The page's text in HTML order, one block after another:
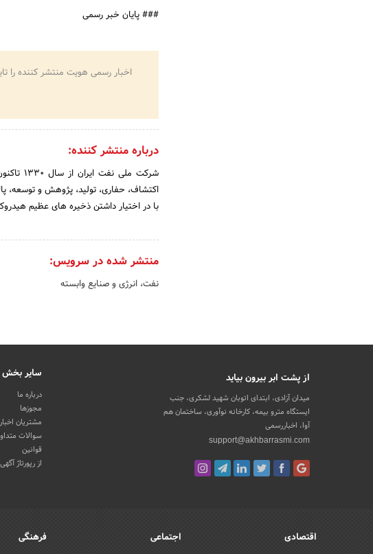
### پایان خبر رسمی
اخبار رسمی هویت منتشر کننده
درباره منتشر کننده:
شرکت
اکتشاف، حفاری، تولید، پژوهش و توسعه،
با در اختیار داشتن ذخیره های عظیم
منتشر شده در سرویس:
نفت، انرژی و صنایع وابسته
از پشت ابر بیرون بیاید
میدان آزادی، ابتدای اتوبان شهید لشکری، جنب
ایستگاه مترو بیمه، کارخانه نوآوری، ساختمان هم
آوا، اخباررسمی
support@akhbarrasmi.com
سایر بخش
درباره ما
مجوزها
مشتریان
سوالات
قوانین
از رپورتاژ
اقتصادی اجتماعی فرهنگی